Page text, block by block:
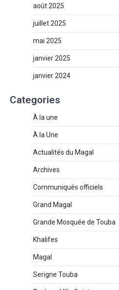
août 2025
juillet 2025
mai 2025
janvier 2025
janvier 2024
Categories
À la une
À la Une
Actualités du Magal
Archives
Communiqués officiels
Grand Magal
Grande Mosquée de Touba
Khalifes
Magal
Serigne Touba